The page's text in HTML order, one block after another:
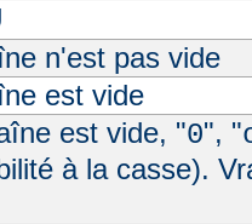
n'est pas vide
est vide
est vide, "0", "
à la casse).